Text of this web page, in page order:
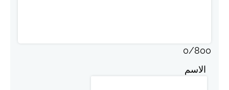
0/800
الاسم